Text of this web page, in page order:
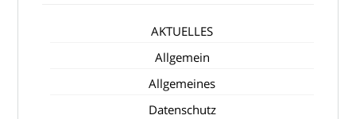
AKTUELLES
Allgemein
Allgemeines
Datenschutz